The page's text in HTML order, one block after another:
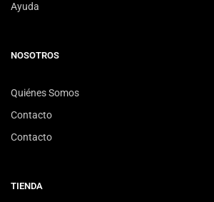
Ayuda
NOSOTROS
Quiénes Somos
Contacto
Contacto
TIENDA